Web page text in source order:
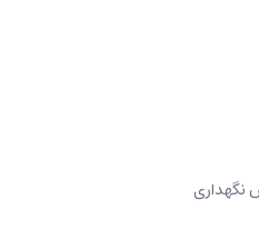
نگهداری